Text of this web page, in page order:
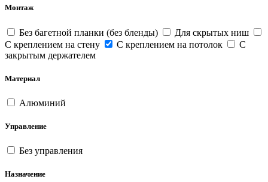
Монтаж
Без багетной планки (без бленды)
Для скрытых ниш
С креплением на стену
С креплением на потолок
С
закрытым держателем
Материал
Алюминий
Управление
Без управления
Назначение